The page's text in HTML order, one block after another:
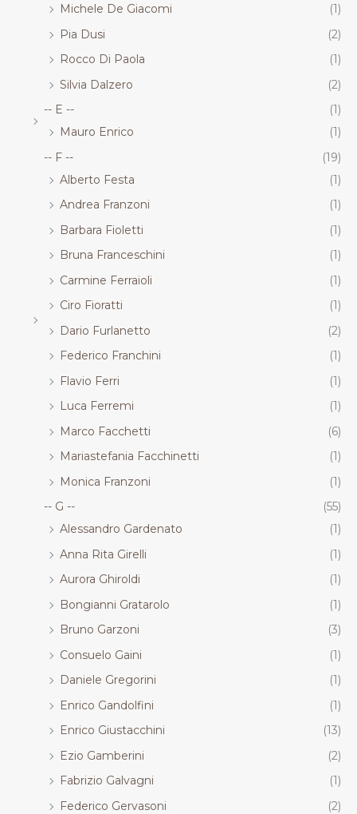
Michele De Giacomi
(1)
Pia Dusi
(2)
Rocco Di Paola
(1)
Silvia Dalzero
(2)
-- E --
(1)
Mauro Enrico
(1)
-- F --
(19)
Alberto Festa
(1)
Andrea Franzoni
(1)
Barbara Fioletti
(1)
Bruna Franceschini
(1)
Carmine Ferraioli
(1)
Ciro Fioratti
(1)
Dario Furlanetto
(2)
Federico Franchini
(1)
Flavio Ferri
(1)
Luca Ferremi
(1)
Marco Facchetti
(6)
Mariastefania Facchinetti
(1)
Monica Franzoni
(1)
-- G --
(55)
Alessandro Gardenato
(1)
Anna Rita Girelli
(1)
Aurora Ghiroldi
(1)
Bongianni Gratarolo
(1)
Bruno Garzoni
(3)
Consuelo Gaini
(1)
Daniele Gregorini
(1)
Enrico Gandolfini
(1)
Enrico Giustacchini
(13)
Ezio Gamberini
(2)
Fabrizio Galvagni
(1)
Federico Gervasoni
(2)